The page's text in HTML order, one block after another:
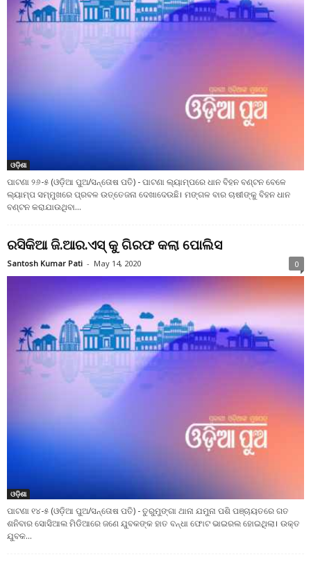
ଓଡ଼ିଶା
ପାଟଣା ୨୬-୫ (ଓଡ଼ିଆ ପୁଅ/ସନ୍ତୋଷ ପତି) - ପାଟଣା ଲ୍ୟାମ୍ପରେ ଧାନ ବିହନ ବଣ୍ଟନ ବେଳେ
ଲ୍ୟାମ୍ପ ସମ୍ମୁଖରେ ପ୍ରବଳ ଉତ୍ତେଜନା ଦେଖାଦେଉଛି। ମଙ୍ଗଳ ବାର ଚାଷୀଙ୍କୁ ବିହନ ଧାନ
ବଣ୍ଟନ କରାଯାଉଥିବା...
ରସିକିଆ ଜି.ଆର.ଏସ୍ କୁ ଗିରଫ କଲା ପୋଲିସ
Santosh Kumar Pati - May 14, 2020 0
ଓଡ଼ିଶା
ପାଟଣା ୧୪-୫ (ଓଡ଼ିଆ ପୁଅ/ସନ୍ତୋଷ ପତି) - ତୁରୁମୁଙ୍ଗା ଥାନା ଯମୁନା ପଶି ପଞ୍ଚାୟତରେ ଗତ
ଶନିବାର ସୋସିଆଲ ମିଡିଆରେ ଜଣେ ଯୁବକଙ୍କ ହାତ ବନ୍ଧା ଫୋଟ ଭାଇରଲ ହୋଇଥିଲା। ଉକ୍ତ
ଯୁବକ...